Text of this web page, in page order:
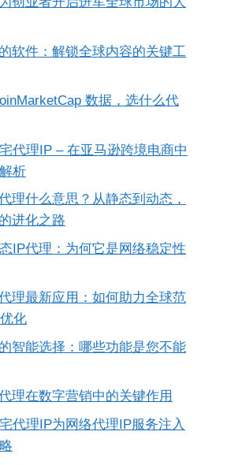
软件：解锁全球内容的关键工
数据，选什么代
代理IP – 在亚马逊跨境电商中
析
理什么意思？从静态到动态，
进化之路
IP代理：为何它是网络稳定性
理最新应用：如何助力全球范
化
智能选择：哪些功能是您不能
理在数字营销中的关键作用
代理IP为网络代理IP服务注入